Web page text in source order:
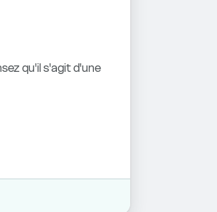
qu'il s'agit d'une